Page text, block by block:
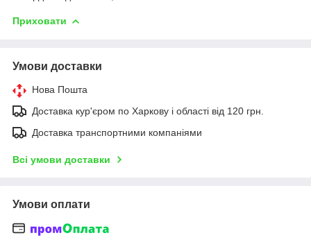
Приховати
Умови доставки
Нова Пошта
Доставка кур'єром по Харкову і області від 120 грн.
Доставка транспортними компаніями
Всі умови доставки
Умови оплати